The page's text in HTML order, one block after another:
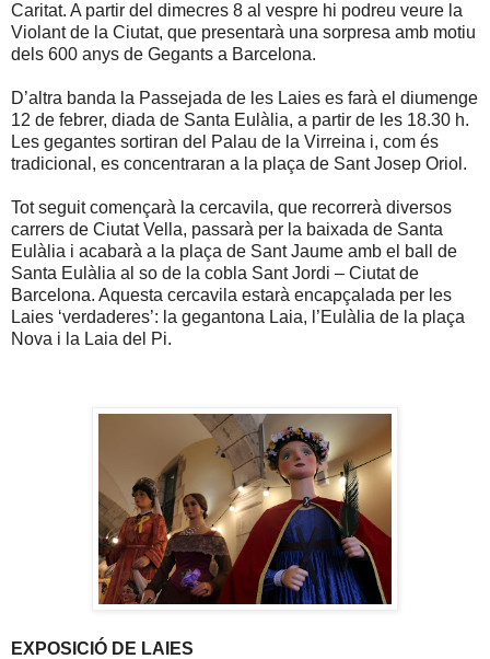
Caritat. A partir del dimecres 8 al vespre hi podreu veure la
Violant de la Ciutat, que presentarà una sorpresa amb motiu
dels 600 anys de Gegants a Barcelona.
D’altra banda la Passejada de les Laies es farà el diumenge
12 de febrer, diada de Santa Eulàlia, a partir de les 18.30 h.
Les gegantes sortiran del Palau de la Virreina i, com és
tradicional, es concentraran a la plaça de Sant Josep Oriol.
Tot seguit començarà la cercavila, que recorrerà diversos
carrers de Ciutat Vella, passarà per la baixada de Santa
Eulàlia i acabarà a la plaça de Sant Jaume amb el ball de
Santa Eulàlia al so de la cobla Sant Jordi – Ciutat de
Barcelona. Aquesta cercavila estarà encapçalada per les
Laies ‘verdaderes’: la gegantona Laia, l’Eulàlia de la plaça
Nova i la Laia del Pi.
EXPOSICIÓ DE LAIES